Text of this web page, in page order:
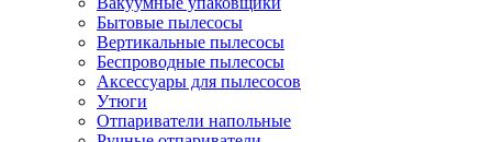
Бытовые пылесосы
Вертикальные пылесосы
Беспроводные пылесосы
Аксессуары для пылесосов
Утюги
Отпариватели напольные